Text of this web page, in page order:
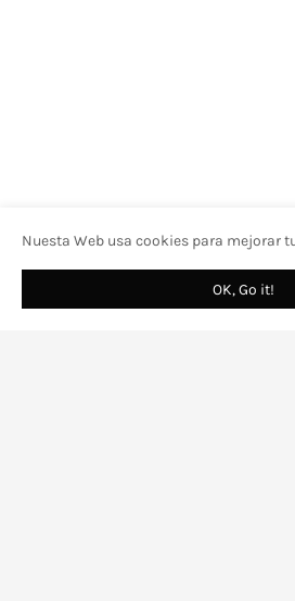
Nuesta Web usa cookies para mejorar
OK, Go it!